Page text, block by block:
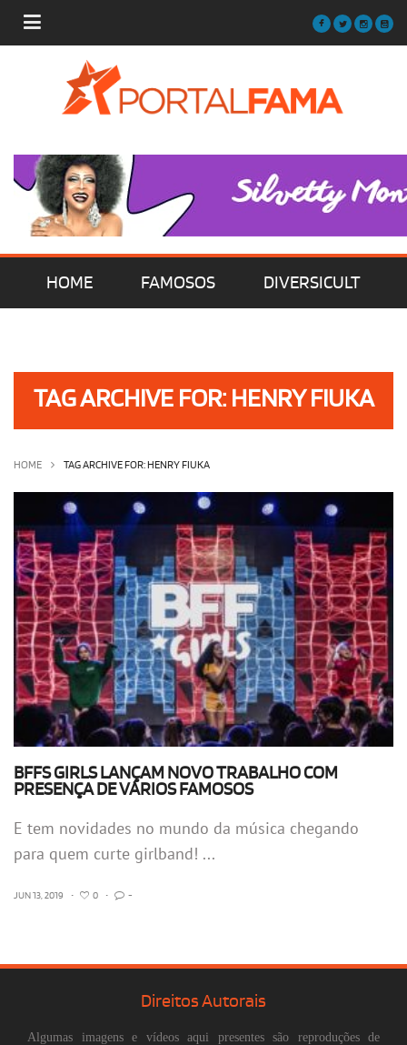
HOME FAMOSOS DIVERSICULT
OLHA ISSO! EU QUERO!
TAG ARCHIVE FOR: HENRY FIUKA
HOME TAG ARCHIVE FOR: HENRY FIUKA
BFFS GIRLS LANÇAM NOVO TRABALHO COM
PRESENÇA DE VÁRIOS FAMOSOS
E tem novidades no mundo da música chegando
para quem curte girlband! ...
JUN 13, 2019 • 0 • -
Direitos Autorais
Algumas imagens e vídeos aqui presentes são reproduções de